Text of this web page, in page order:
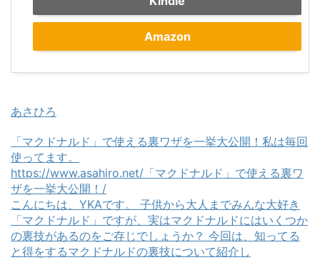
Amazon
あさひろ
「マクドナルド」で使える裏ワザを一挙大公開！私は毎回
使ってます。
https://www.asahiro.net/「マクドナルド」で使える裏ワ
ザを一挙大公開！/
こんにちは、YKAです。 子供から大人までみんな大好き
「マクドナルド」ですが、実はマクドナルドにはいくつか
の裏技があるのをご存じでしょうか？ 今回は、知ってる
と得をするマクドナルドの裏技について紹介し